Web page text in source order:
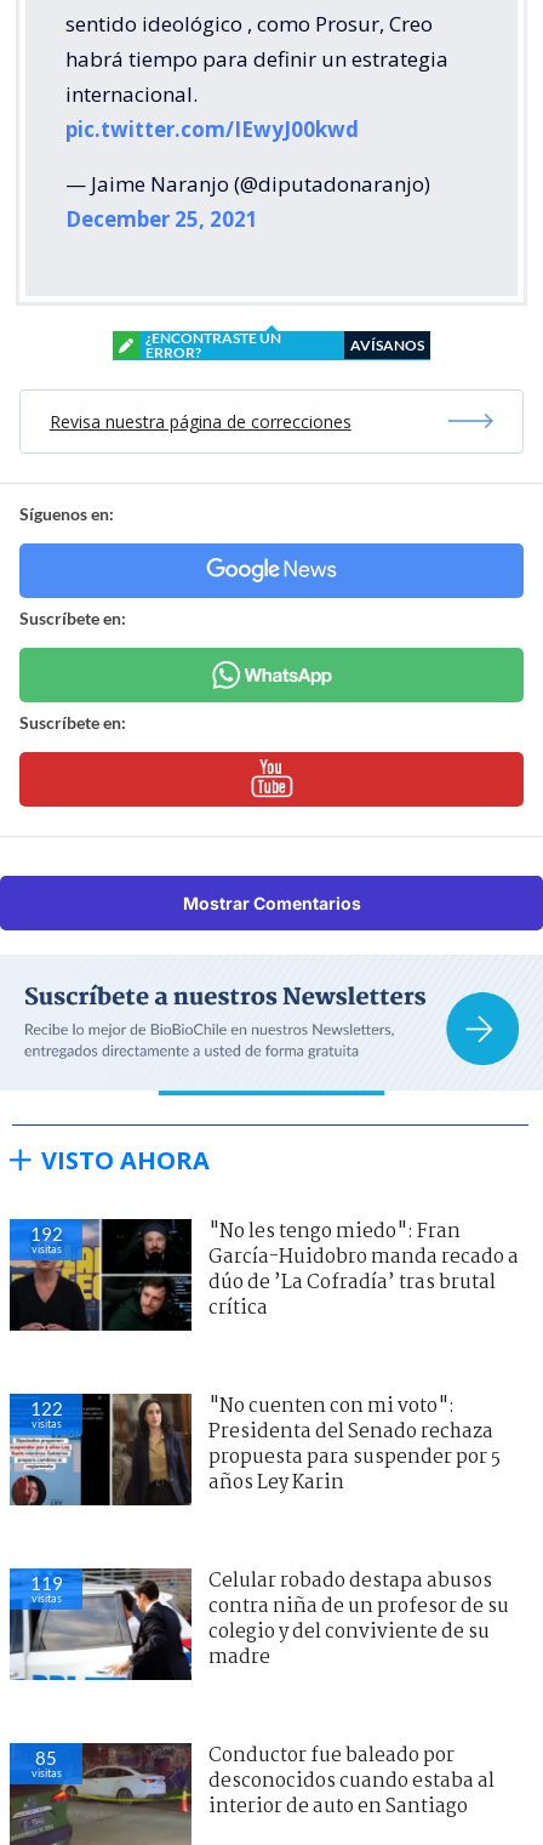
sentido ideológico , como Prosur, Creo
habrá tiempo para definir un estrategia
internacional.
pic.twitter.com/IEwyJ00kwd
— Jaime Naranjo (@diputadonaranjo)
December 25, 2021
¿ENCONTRASTE UN
ERROR?
AVÍSANOS
Revisa nuestra página de correcciones
Síguenos en:
Suscríbete en:
Suscríbete en:
Mostrar Comentarios
VISTO AHORA
192
visitas
"No les tengo miedo": Fran
García-Huidobro manda recado a
dúo de ’La Cofradía’ tras brutal
crítica
122
visitas
"No cuenten con mi voto":
Presidenta del Senado rechaza
propuesta para suspender por 5
años Ley Karin
119
visitas
Celular robado destapa abusos
contra niña de un profesor de su
colegio y del conviviente de su
madre
85
visitas
Conductor fue baleado por
desconocidos cuando estaba al
interior de auto en Santiago